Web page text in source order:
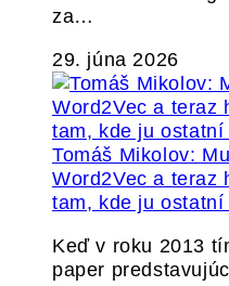
za…
29. júna 2026
Tomáš Mikolov:
Word2Vec a teraz
tam, kde ju ostatní
Keď v roku 2013
paper